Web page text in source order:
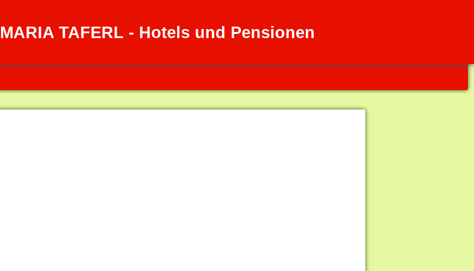
MARIA TAFERL - Hotels und Pensionen